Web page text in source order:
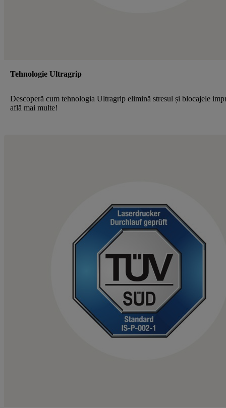
Tehnologie Ultragrip
Descoperă cum tehnologia Ultragrip elimină stresul și blocajele
află mai multe!